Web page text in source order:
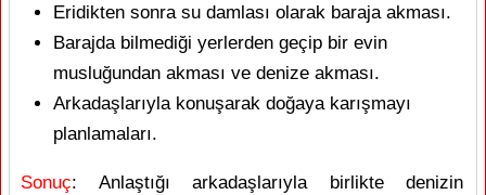
Eridikten sonra su damlası olarak baraja akması.
Barajda bilmediği yerlerden geçip bir evin
musluğundan akması ve denize akması.
Arkadaşlarıyla konuşarak doğaya karışmayı
planlamaları.
Sonuç: Anlaştığı arkadaşlarıyla birlikte denizin